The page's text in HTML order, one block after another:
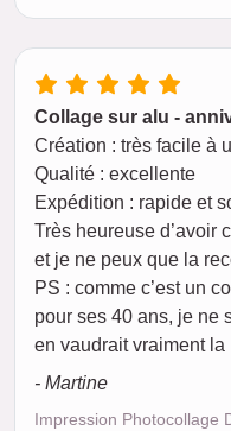
Collage sur alu -
Création : très facile à
Qualité : excellente
Expédition : rapide et
Très heureuse d’avoir
et je ne peux que la
PS : comme c’est un
pour ses 40 ans, je ne
en vaudrait vraiment
- Martine
Impression Photocollage